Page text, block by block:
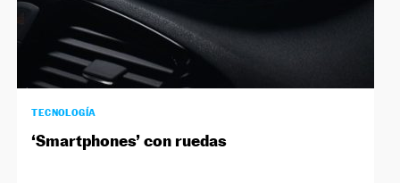
TECNOLOGÍA
‘Smartphones’ con ruedas